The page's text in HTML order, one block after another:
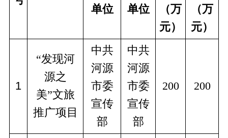
单位
单位
（万
元）
（万
元）
1
“发现河
源之
美”文旅
推广项目
中共
河源
市委
宣传
部
中共
河源
市委
宣传
部
200 200